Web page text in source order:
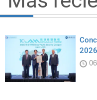
2026